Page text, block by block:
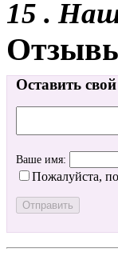
15 .
Оставить
Ваше имя:
Пожалуйста,